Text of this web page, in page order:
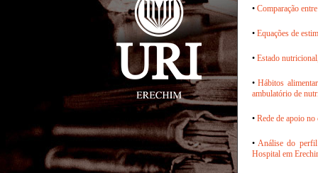
• Comparação
• Equações de
• Estado
•Hábitos
ambulatório de
• Rede de apoio no
•Análise do perfil
Hospital em